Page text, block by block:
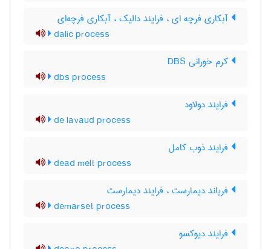
آبکاری فرچه ای ، فرایند دالیک ، آبکاری فرچه‌ای
dalic process
کرم خورانی DBS
dbs process
فرایند دولاود
de lavaud process
فرایند ذوب کامل
dead melt process
فریاند دیمارست ، فرایند دیمارست
demarset process
فرایند دیوکسو